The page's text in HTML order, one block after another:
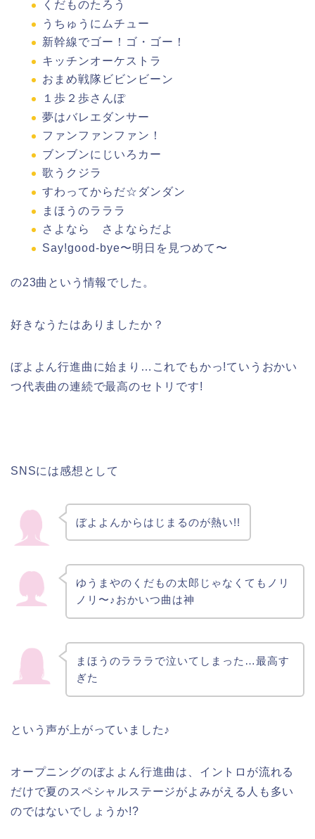
くだものたろう
うちゅうにムチュー
新幹線でゴー！ゴ・ゴー！
キッチンオーケストラ
おまめ戦隊ビビンビーン
１歩２歩さんぽ
夢はバレエダンサー
ファンファンファン！
ブンブンにじいろカー
歌うクジラ
すわってからだ☆ダンダン
まほうのラララ
さよなら さよならだよ
Say!good-bye〜明日を見つめて〜
の23曲という情報でした。
好きなうたはありましたか？
ぼよよん行進曲に始まり…これでもかっ!ていうおかい
つ代表曲の連続で最高のセトリです!
SNSには感想として
ぼよよんからはじまるのが熱い!!
ゆうまやのくだもの太郎じゃなくてもノリ
ノリ〜♪おかいつ曲は神
まほうのラララで泣いてしまった…最高す
ぎた
という声が上がっていました♪
オープニングのぼよよん行進曲は、イントロが流れる
だけで夏のスペシャルステージがよみがえる人も多い
のではないでしょうか!?